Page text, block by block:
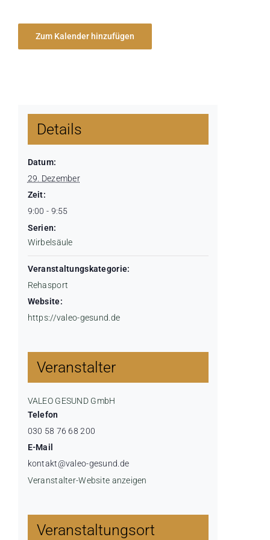
Zum Kalender hinzufügen
Details
Datum:
29. Dezember
Zeit:
9:00 - 9:55
Serien:
Wirbelsäule
Veranstaltungskategorie:
Rehasport
Website:
https://valeo-gesund.de
Veranstalter
VALEO GESUND GmbH
Telefon
030 58 76 68 200
E-Mail
kontakt@valeo-gesund.de
Veranstalter-Website anzeigen
Veranstaltungsort